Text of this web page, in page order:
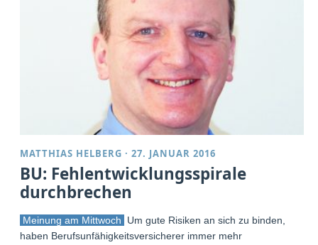
MATTHIAS HELBERG ·27. JANUAR 2016
BU: Fehlentwicklungsspirale
durchbrechen
Meinung am Mittwoch
Um gute Risiken an sich zu binden,
haben Berufsunfähigkeitsversicherer immer mehr